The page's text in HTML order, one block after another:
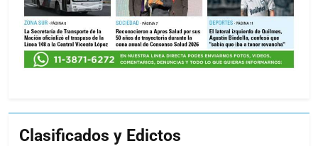
Clasificados y Edictos